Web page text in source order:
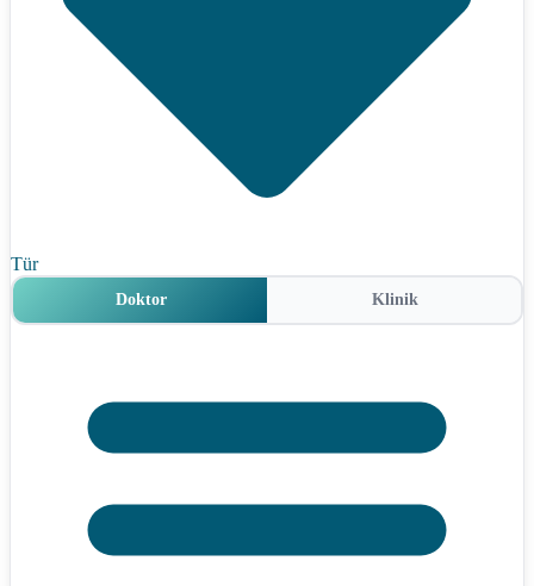
Tür
Doktor Klinik